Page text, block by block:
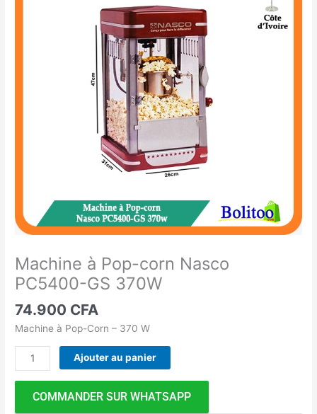
Machine à Pop-corn Nasco
PC5400-GS 370W
74.900 CFA
Machine à Pop-Corn – 370 W
Ajouter au panier
COMMANDER SUR WHATSAPP